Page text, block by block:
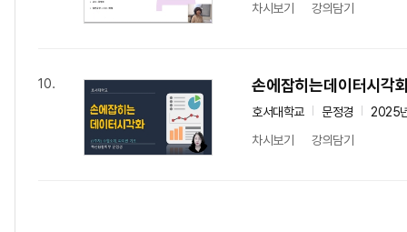
차시보기
강의담기
10. 손에잡히는데이터시각
호서대학교 문정경
2025
차시보기
강의담기